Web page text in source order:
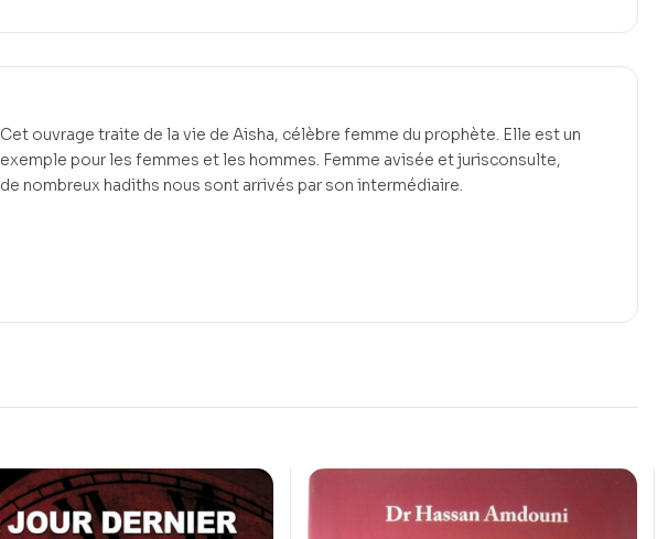
Cet ouvrage traite de la vie de Aisha, célèbre femme du prophète. Elle est un
exemple pour les femmes et les hommes. Femme avisée et jurisconsulte,
de nombreux hadiths nous sont arrivés par son intermédiaire.